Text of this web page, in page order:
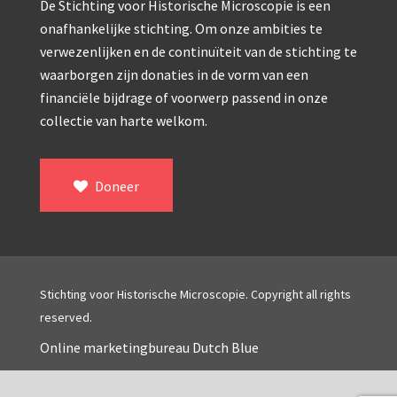
Zeiss, statief IX (ca. 1890)
Seibert, ‘Stativ 3’ (1895-1900)
Watson & Sons, No. 1 ‘Van Heurck’ (ca. 1900)
Winkel, statief BTC (1955-1957)
ROW, schoolmicroscoop (1955-1965)
Troughton & Simms, McArthur type (1959-
Bleeker, statief R (ca. 1965)
Meopta, ‘veld’microscoop (1965-1980)
Zeiss, type Ergaval (ca. 1970)
De Stichting voor Historische Microscopie is een
onafhankelijke stichting. Om onze ambities te
verwezenlijken en de continuïteit van de stichting te
waarborgen zijn donaties in de vorm van een
financiële bijdrage of voorwerp passend in onze
collectie van harte welkom.
Doneer
Stichting voor Historische Microscopie. Copyright all rights
reserved.
Online marketingbureau Dutch Blue